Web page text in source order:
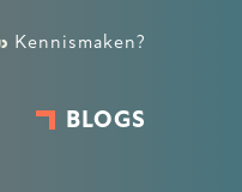
Kennismaken?
BLOGS